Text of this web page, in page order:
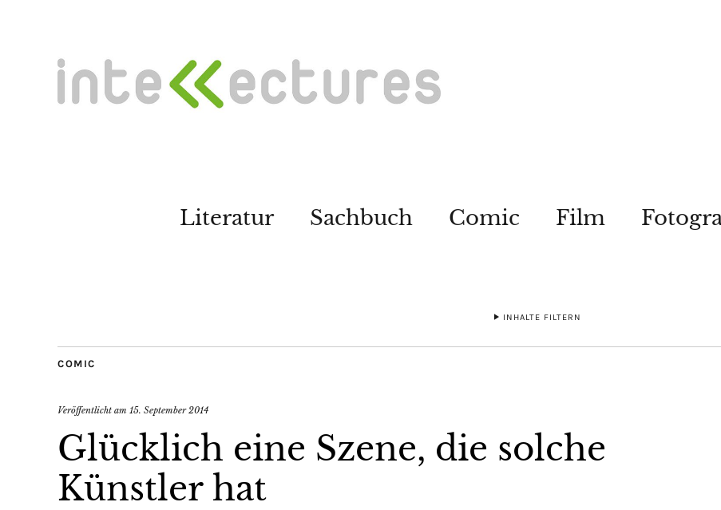
Literatur Sachbuch Comic Film
INHALTE FILTERN
COMIC
Veröffentlicht am 15. September 2014
Glücklich eine Szene, die solche
Künstler hat